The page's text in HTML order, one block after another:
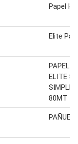
Papel
Elite
PAPEL
ELITE
SIMPLE
80MT